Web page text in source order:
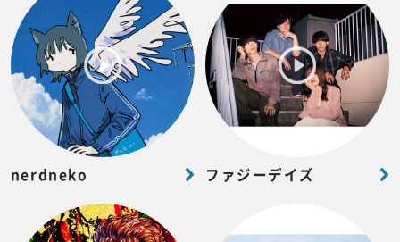
nerdneko ファジーデイズ